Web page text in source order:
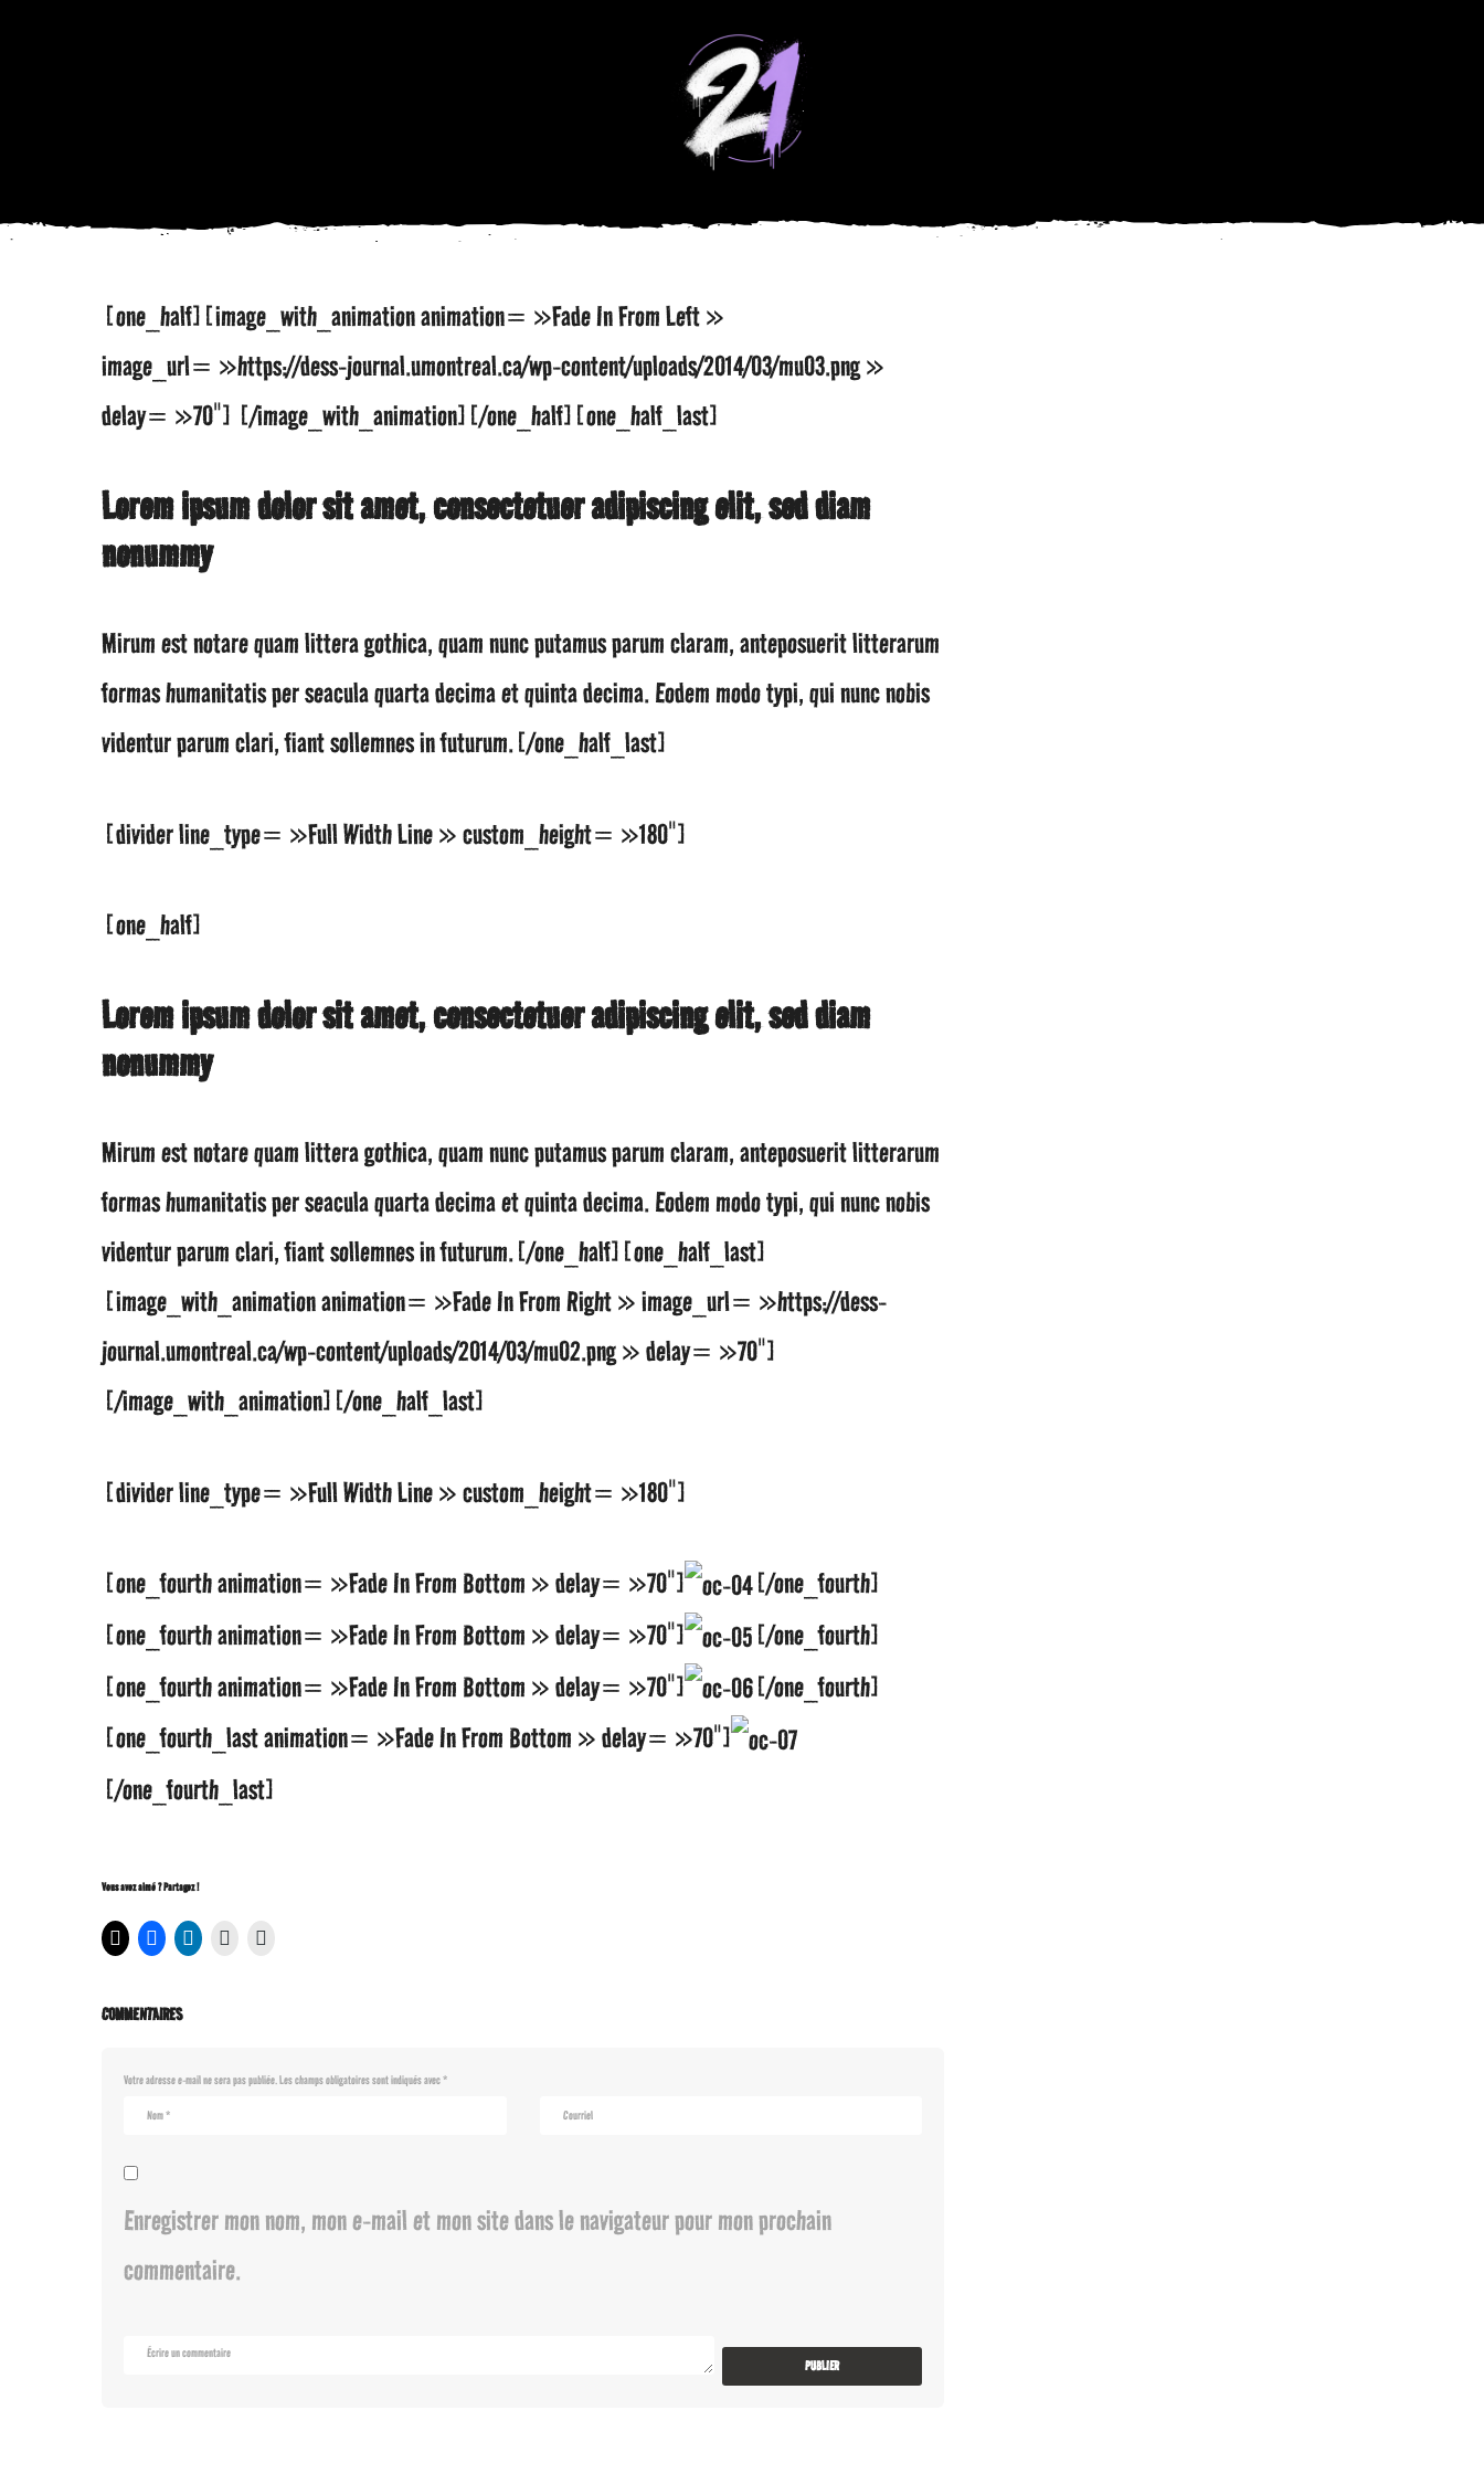
[one_half][image_with_animation animation= »Fade In From Left »
image_url= »https://dess-journal.umontreal.ca/wp-content/uploads/2014/03/mu03.png »
delay= »70″] [/image_with_animation][/one_half][one_half_last]
Lorem ipsum dolor sit amet, consectetuer adipiscing elit, sed diam
nonummy
Mirum est notare quam littera gothica, quam nunc putamus parum claram, anteposuerit litterarum
formas humanitatis per seacula quarta decima et quinta decima. Eodem modo typi, qui nunc nobis
videntur parum clari, fiant sollemnes in futurum.[/one_half_last]
[divider line_type= »Full Width Line » custom_height= »180″]
[one_half]
Lorem ipsum dolor sit amet, consectetuer adipiscing elit, sed diam
nonummy
Mirum est notare quam littera gothica, quam nunc putamus parum claram, anteposuerit litterarum
formas humanitatis per seacula quarta decima et quinta decima. Eodem modo typi, qui nunc nobis
videntur parum clari, fiant sollemnes in futurum.[/one_half][one_half_last]
[image_with_animation animation= »Fade In From Right » image_url= »https://dess-
journal.umontreal.ca/wp-content/uploads/2014/03/mu02.png » delay= »70″]
[/image_with_animation][/one_half_last]
[divider line_type= »Full Width Line » custom_height= »180″]
[one_fourth animation= »Fade In From Bottom » delay= »70″]
[/one_fourth]
[one_fourth animation= »Fade In From Bottom » delay= »70″]
[/one_fourth]
[one_fourth animation= »Fade In From Bottom » delay= »70″]
[/one_fourth]
[one_fourth_last animation= »Fade In From Bottom » delay= »70″]
[/one_fourth_last]
Vous avez aimé ? Partagez !
COMMENTAIRES
Votre adresse e-mail ne sera pas publiée. Les champs obligatoires sont indiqués avec*
Enregistrer mon nom, mon e-mail et mon site dans le navigateur pour mon prochain
commentaire.